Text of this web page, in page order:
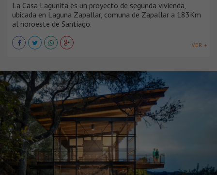
La Casa Lagunita es un proyecto de segunda vivienda,
ubicada en Laguna Zapallar, comuna de Zapallar a 183Km
al noroeste de Santiago.
VER +